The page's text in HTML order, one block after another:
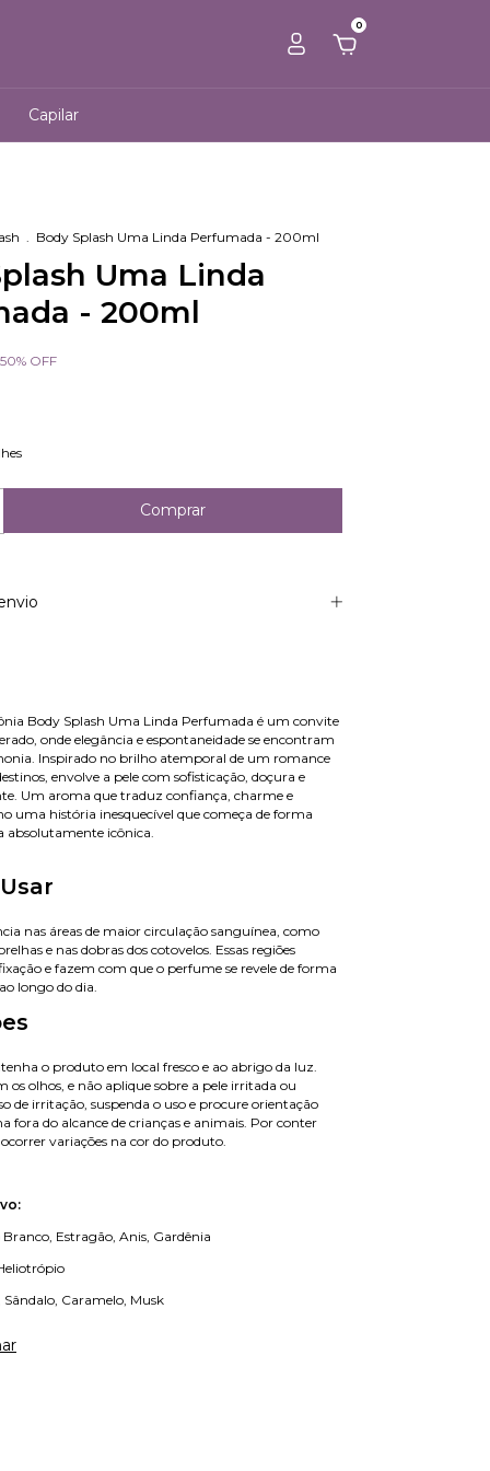
0
Capilar
. Body Splash Uma Linda Perfumada - 200ml
Uma Linda
- 200ml
50% OFF
Body Splash Uma Linda Perfumada é um convite
onde elegância e espontaneidade se encontram
Inspirado no brilho atemporal de um romance
envolve a pele com sofisticação, doçura e
Um aroma que traduz confiança, charme e
uma história inesquecível que começa de forma
absolutamente icônica.
nas áreas de maior circulação sanguínea, como
e nas dobras dos cotovelos. Essas regiões
e fazem com que o perfume se revele de forma
longo do dia.
o produto em local fresco e ao abrigo da luz.
os olhos, e não aplique sobre a pele irritada ou
de irritação, suspenda o uso e procure orientação
fora do alcance de crianças e animais. Por conter
variações na cor do produto.
Branco, Estragão, Anis, Gardênia
Caramelo, Musk